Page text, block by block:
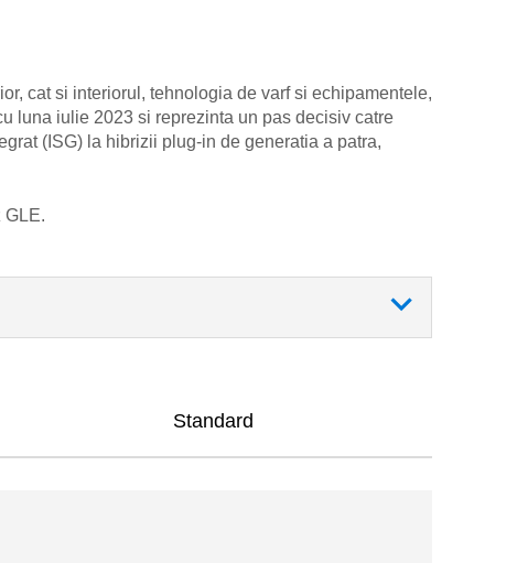
cat si interiorul, tehnologia de varf si echipamentele,
luna iulie 2023 si reprezinta un pas decisiv catre
(ISG) la hibrizii plug-in de generatia a patra,
Standard